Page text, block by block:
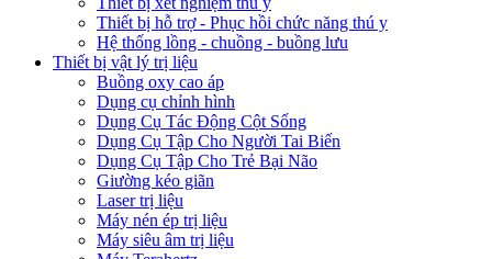
Thiết bị hỗ trợ - Phục hồi chức năng thú y
Hệ thống lồng - chuồng - buồng lưu
Thiết bị vật lý trị liệu
Buồng oxy cao áp
Dụng cụ chỉnh hình
Dụng Cụ Tác Động Cột Sống
Dụng Cụ Tập Cho Người Tai Biến
Dụng Cụ Tập Cho Trẻ Bại Não
Giường kéo giãn
Laser trị liệu
Máy nén ép trị liệu
Máy siêu âm trị liệu